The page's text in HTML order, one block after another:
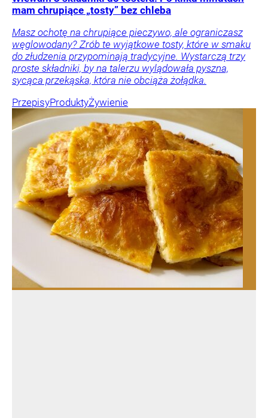
mam chrupiące „tosty” bez chleba
Masz ochotę na chrupiące pieczywo, ale ograniczasz
węglowodany? Zrób te wyjątkowe tosty, które w smaku
do złudzenia przypominają tradycyjne. Wystarczą trzy
proste składniki, by na talerzu wylądowała pyszna,
sycąca przekąska, która nie obciąża żołądka.
PrzepisyProduktyŻywienie